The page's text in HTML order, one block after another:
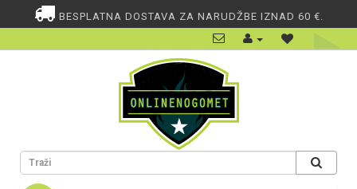
BESPLATNA DOSTAVA ZA NARUDŽBE IZNAD 60 €.